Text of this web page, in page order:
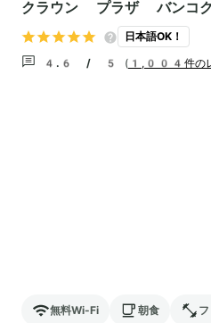
クラウン プラザ バンコ
日本語OK！
4.6 / 5 ( 1,004件のレ
無料Wi-Fi 朝食